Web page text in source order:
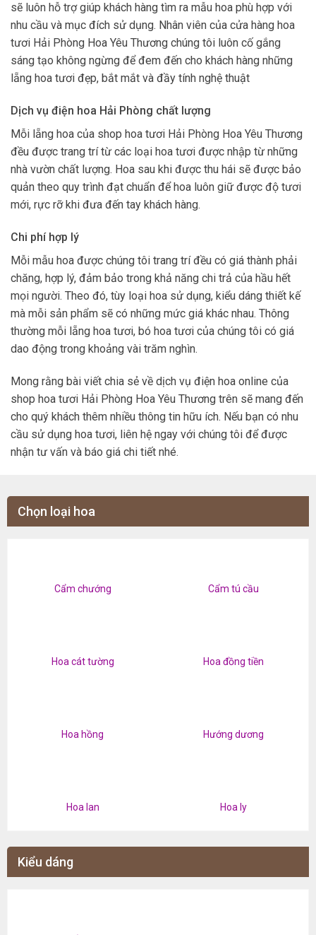
sẽ luôn hỗ trợ giúp khách hàng tìm ra mẫu hoa phù hợp với
nhu cầu và mục đích sử dụng. Nhân viên của cửa hàng hoa
tươi Hải Phòng Hoa Yêu Thương chúng tôi luôn cố gắng
sáng tạo không ngừng để đem đến cho khách hàng những
lẵng hoa tươi đẹp, bắt mắt và đầy tính nghệ thuật
Dịch vụ điện hoa Hải Phòng chất lượng
Mỗi lẵng hoa của shop hoa tươi Hải Phòng Hoa Yêu Thương
đều được trang trí từ các loại hoa tươi được nhập từ những
nhà vườn chất lượng. Hoa sau khi được thu hái sẽ được bảo
quản theo quy trình đạt chuẩn để hoa luôn giữ được độ tươi
mới, rực rỡ khi đưa đến tay khách hàng.
Chi phí hợp lý
Mỗi mẫu hoa được chúng tôi trang trí đều có giá thành phải
chăng, hợp lý, đảm bảo trong khả năng chi trả của hầu hết
mọi người. Theo đó, tùy loại hoa sử dụng, kiểu dáng thiết kế
mà mỗi sản phẩm sẽ có những mức giá khác nhau. Thông
thường mỗi lẵng hoa tươi, bó hoa tươi của chúng tôi có giá
dao động trong khoảng vài trăm nghìn.
Mong rằng bài viết chia sẻ về dịch vụ điện hoa online của
shop hoa tươi Hải Phòng Hoa Yêu Thương trên sẽ mang đến
cho quý khách thêm nhiều thông tin hữu ích. Nếu bạn có nhu
cầu sử dụng hoa tươi, liên hệ ngay với chúng tôi để được
nhận tư vấn và báo giá chi tiết nhé.
Chọn loại hoa
Cẩm chướng Cẩm tú cầu
Hoa cát tường Hoa đồng tiền
Hoa hồng Hướng dương
Hoa lan Hoa ly
Kiểu dáng